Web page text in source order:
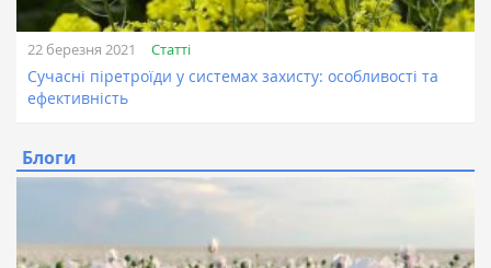
22 березня 2021 Статті
Сучасні піретроїди у системах захисту: особливості та
ефективність
Блоги